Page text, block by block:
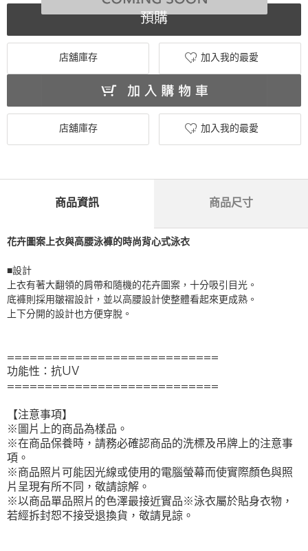
預購
店舖庫存 加入我的最愛
店舖庫存 加入我的最愛
商品資訊 商品尺寸
花卉圖案上衣與高腰泳褲的時尚背心式泳衣
■設計
上衣有著大翻領的肩帶和隨機的花卉圖案，十分吸引目光。
底褲則採用皺褶設計，並以高腰設計使整體看起來更成熟。
上下分開的設計也方便穿脫。
============================
功能性：抗UV
============================
【注意事項】
※圖片上的商品為樣品。
※在商品保養時，請務必確認商品的洗標及吊牌上的注意事
項。
※商品照片可能因光線或使用的電腦螢幕而使實際顏色與照
片呈現有所不同，敬請諒解。
※以商品單品照片的色澤最接近實品※泳衣屬於貼身衣物，
若經拆封恕不接受退換貨，敬請見諒。